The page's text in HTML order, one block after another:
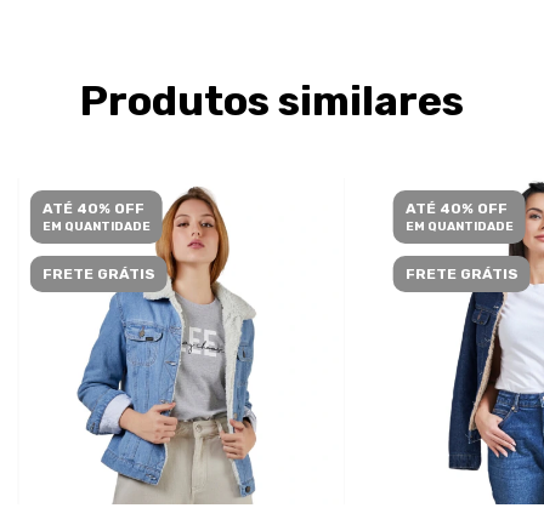
Produtos similares
ATÉ 40% OFF
EM QUANTIDADE
FRETE GRÁTIS
ATÉ 40% OFF
EM QUANTIDADE
FRETE GRÁTIS